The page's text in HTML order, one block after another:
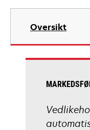
Oversikt